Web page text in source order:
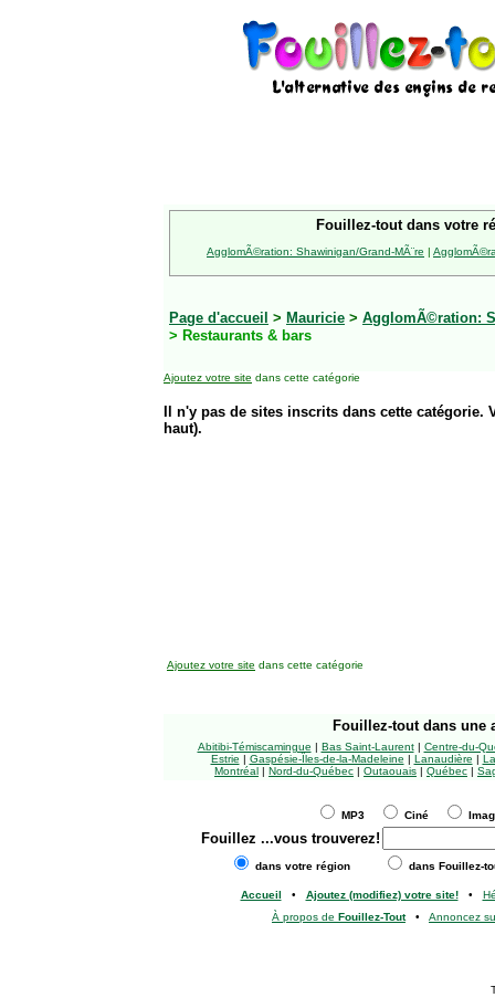
Fouillez-tout dans votre
AgglomÃ©ration: Shawinigan/Grand-MÃ¨re |
Page d'accueil > Mauricie > AgglomÃ©ration:
> Restaurants & bars
Ajoutez votre site dans cette catégorie
Il n'y pas de sites inscrits dans cette
haut).
Ajoutez votre site dans cette catégorie
Fouillez-tout dans une
Abitibi-Témiscamingue | Bas Saint-Laurent| Centre-du-
Estrie | Gaspésie-Îles-de-la-Madeleine | Lanaudière |
Montréal | Nord-du-Québec | Outaouais | Québec |
MP3 Ciné
Fouillez ...vous trouverez!
dans votre région dans Fouillez-
Accueil • Ajoutez (modifiez) votre site!•
À propos de Fouillez-Tout• Annoncez